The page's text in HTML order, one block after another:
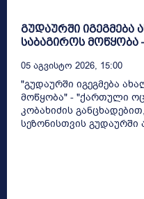
გუდაურში იგეგმება
საბაგიროს მოწყობა
05 Აგვისტო 2026, 15:00
"გუდაურში იგეგმება
მოწყობა" - "ქართული
კობახიძის
სეზონისთვის გუდაურში